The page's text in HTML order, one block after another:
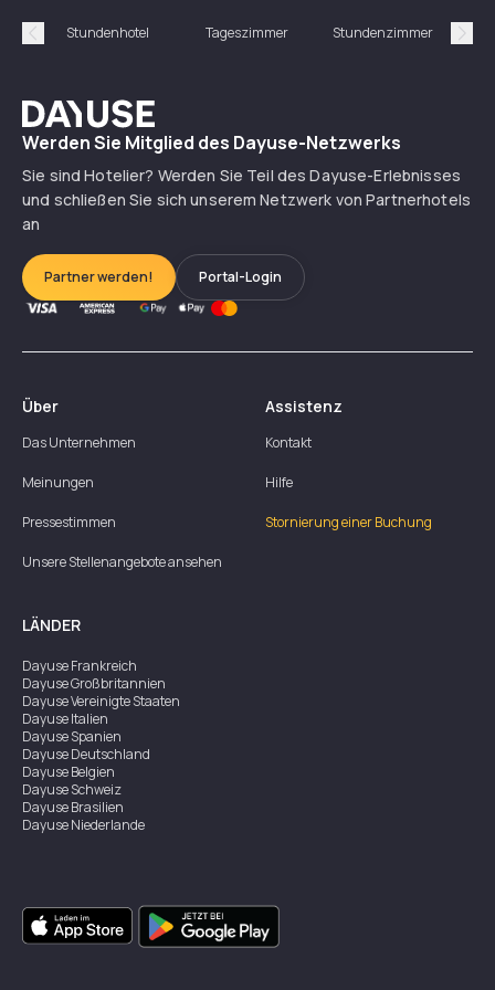
Précédent
Stundenhotel Tageszimmer Stundenzimmer
Dayuse
Werden Sie Mitglied des Dayuse-Netzwerks
Sie sind Hotelier? Werden Sie Teil des Dayuse-Erlebnisses
und schließen Sie sich unserem Netzwerk von Partnerhotels
an
Partner werden! Portal-Login
Über
Das Unternehmen
Meinungen
Pressestimmen
Unsere Stellenangebote ansehen
Assistenz
Kontakt
Hilfe
Stornierung einer Buchung
LÄNDER
DayuseFrankreich
DayuseGroßbritannien
DayuseVereinigte Staaten
DayuseItalien
DayuseSpanien
DayuseDeutschland
DayuseBelgien
DayuseSchweiz
DayuseBrasilien
DayuseNiederlande
DayuseKanada
DayuseSingapur
DayuseZweden